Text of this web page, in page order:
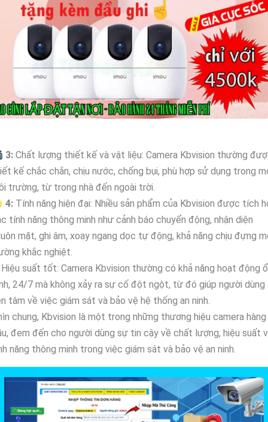
3: Chất lượng thiết kế và vật liệu: Camera Kbvision thường
kế chắc chắn, chịu nước, chống bụi, phù hợp sử dụng trong
trường, từ trong nhà đến ngoài trời.
4: Tính năng hiện đại: Nhiều sản phẩm của Kbvision được tích
tính năng thông minh như cảnh báo chuyển động, nhận diện
mặt, ghi âm, xoay ngang dọc tự động, khả năng chịu đựng
khắc nghiệt.
suất tốt: Camera Kbvision thường có khả năng hoạt động
24/7 mà không xảy ra sự cố đột ngột, từ đó giúp người dùng
tâm về việc giám sát và bảo vệ hệ thống an ninh.
chung, Kbvision là một trong những thương hiệu camera hàng
đem đến cho người dùng sự tin cậy về chất lượng, hiệu suất
năng thông minh trong việc giám sát và bảo vệ an ninh.